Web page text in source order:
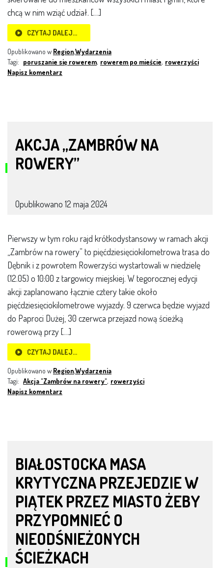
chcą w nim wziąć udział. […]
CZYTAJ DALEJ…
Opublikowano w Region,Wydarzenia
Tagi: poruszanie się rowerem, rowerem po mieście, rowerzyści
Napisz komentarz
AKCJA „ZAMBRÓW NA
ROWERY”
Opublikowano 12 maja 2024
Pierwszy w tym roku rajd krótkodystansowy w ramach akcji
„Zambrów na rowery” to pięćdziesięciokilometrowa trasa do
Dębnik i z powrotem Rowerzyści wystartowali w niedzielę
(12.05) o 10:00 z targowicy miejskiej. W tegorocznej edycji
akcji zaplanowano łącznie cztery takie około
pięćdziesięciokilometrowe wyjazdy. 9 czerwca będzie wyjazd
do Paproci Dużej, 30 czerwca przejazd nową ścieżką
rowerową przy […]
CZYTAJ DALEJ…
Opublikowano w Region,Wydarzenia
Tagi: Akcja "Zambrów na rowery", rowerzyści
Napisz komentarz
BIAŁOSTOCKA MASA
KRYTYCZNA PRZEJEDZIE W
PIĄTEK PRZEZ MIASTO ŻEBY
PRZYPOMNIEĆ O
NIEODŚNIEŻONYCH
ŚCIEŻKACH